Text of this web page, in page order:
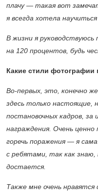
плачу — такая вот
я всегда хотела
В жизни я
на 120 процентов, будь
Какие стили фотографии
Во-первых, это, конечно
здесь только настоящие,
постановочных кадров,
награждения. Очень
горечь поражения — я
с ребятами, так как
достается.
Также мне очень